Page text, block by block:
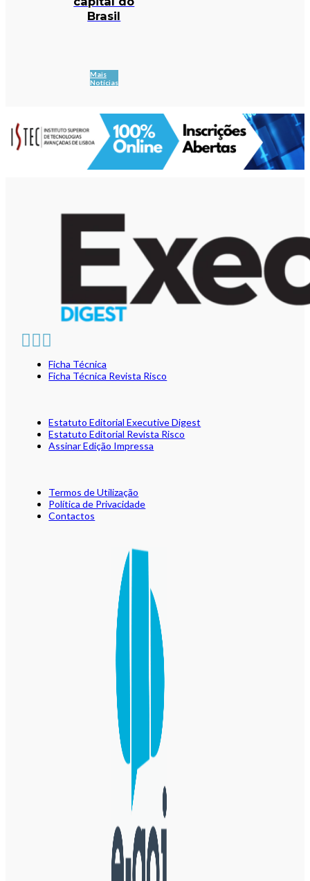
Brasil
Mais
Notícias
Ficha Técnica
Ficha Técnica Revista Risco
Estatuto Editorial Executive Digest
Estatuto Editorial Revista Risco
Assinar Edição Impressa
Termos de Utilização
Política de Privacidade
Contactos